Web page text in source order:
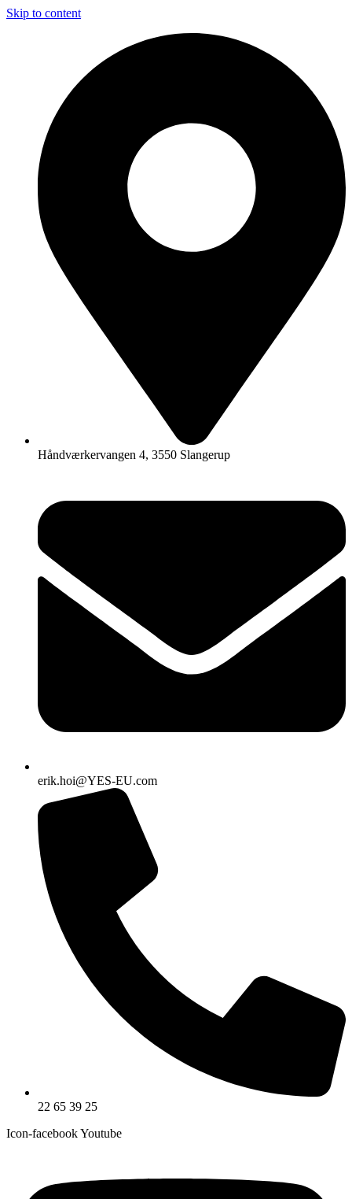
Skip to content
Håndværkervangen 4, 3550 Slangerup
erik.hoi@YES-EU.com
22 65 39 25
Icon-facebookYoutube